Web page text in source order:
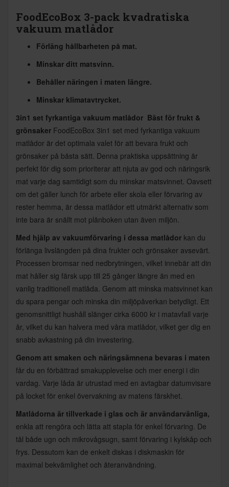
FoodEcoBox 3-pack kvadratiska
vakuum matlådor
Förläng hållbarheten på mat.
Minskar ditt matsvinn.
Behåller näringen i maten längre.
Minskar klimatavtrycket.
3in1 set fyrkantiga vakuum matlådor  Bäst för frukt &
grönsaker FoodEcoBox 3in1 set med fyrkantiga vakuum
matlådor är det optimala valet för att bevara frukt och
grönsaker på bästa sätt. Denna praktiska uppsättning är
perfekt för dig som prioriterar att njuta av god och näringsrik
mat varje dag samtidigt som du minskar matsvinnet. Oavsett
om det gäller lunch för arbete eller skola eller förvaring av
rester hemma, är dessa matlådor ett utmärkt alternativ som
inte bara är snällt mot plånboken utan även miljön.
Med hjälp av vakuumförvaring i dessa matlådor kan du
förlänga livslängden på dina frukter och grönsaker avsevärt.
Processen bromsar ned nedbrytningen, vilket innebär att din
mat håller sig färsk upp till 25 gånger längre än med en
vanlig traditionell matlåda. Genom att minska matsvinnet kan
du spara pengar och minska din miljöpåverkan betydligt. Ett
genomsnittligt hushåll slänger cirka 6000 kr i matavfall varje
år, vilket du kan halvera med våra matlådor, vilket ger dig en
snabb avkastning på din investering.
Genom att smaken och näringsämnena bevaras i maten
får du en förbättrad smakupplevelse och mer energi i din
vardag. Varje låda är utrustad med en avtagbar datumvisare
på locket för enkel övervakning av matens färskhet.
Matlådorna är tillverkade i glas och är användarvänliga,
enkla att rengöra och lätta att stapla för enkel förvaring. De
tål både ugn och mikrovågsugn, samt förvaring i kylskåp och
frys. Dessutom kan de enkelt diskas i diskmaskin för
maximal bekvämlighet och återanvändning.